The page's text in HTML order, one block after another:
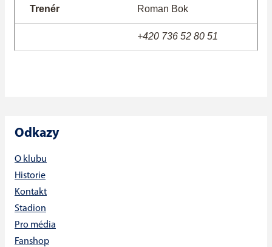
Trenér Roman Bok
+420 736 52 80 51
Odkazy
O klubu
Historie
Kontakt
Stadion
Pro média
Fanshop